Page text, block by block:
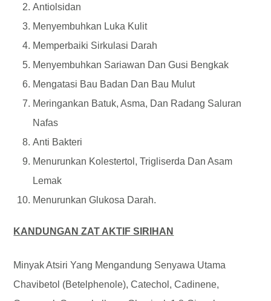
Antiolsidan
Menyembuhkan Luka Kulit
Memperbaiki Sirkulasi Darah
Menyembuhkan Sariawan Dan Gusi Bengkak
Mengatasi Bau Badan Dan Bau Mulut
Meringankan Batuk, Asma, Dan Radang Saluran
Nafas
Anti Bakteri
Menurunkan Kolestertol, Trigliserda Dan Asam
Lemak
Menurunkan Glukosa Darah.
KANDUNGAN ZAT AKTIF SIRIHAN
Minyak Atsiri Yang Mengandung Senyawa Utama
Chavibetol (betelphenole), Catechol, Cadinene,